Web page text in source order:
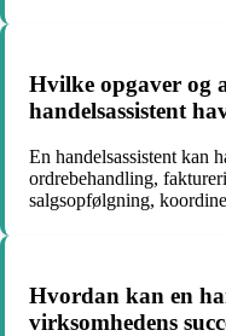
Hvilke opgaver og
handelsassistent
En handelsassistent kan
ordrebehandling,
salgsopfølgning,
Hvordan kan en
virksomhedens